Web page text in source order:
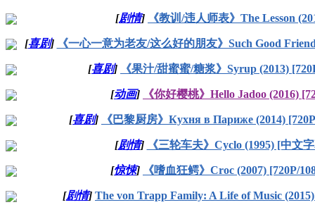
[剧情] 《教训/违人师表》The Lesson
[喜剧] 《一心一意为老友/这么好的朋友》Such Good
[喜剧] 《果汁/甜蜜蜜/糖浆》Syrup (2013)
[动画] 《你好樱桃》Hello Jadoo (2016)
[喜剧] 《巴黎厨房》Кухня в Париже (2014)
[剧情] 《三轮车夫》Cyclo (1995) [中文
[惊悚] 《嗜血狂鳄》Croc (2007) [720P/
[剧情] The von Trapp Family: A Life of Music